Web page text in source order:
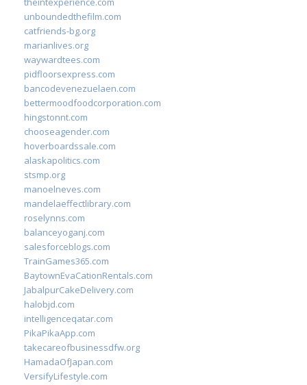
unboundedthefilm.com
catfriends-bg.org
marianlives.org
waywardtees.com
pidfloorsexpress.com
bancodevenezuelaen.com
bettermoodfoodcorporation.com
hingstonnt.com
chooseagender.com
hoverboardssale.com
alaskapolitics.com
stsmp.org
manoelneves.com
mandelaeffectlibrary.com
roselynns.com
balanceyoganj.com
salesforceblogs.com
TrainGames365.com
BaytownEvaCationRentals.com
JabalpurCakeDelivery.com
halobjd.com
intelligenceqatar.com
PikaPikaApp.com
takecareofbusinessdfw.org
HamadaOfJapan.com
VersifyLifestyle.com